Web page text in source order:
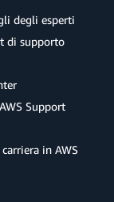
Se è presente la
nella
con il
degli esperti
di supporto
Support
in AWS